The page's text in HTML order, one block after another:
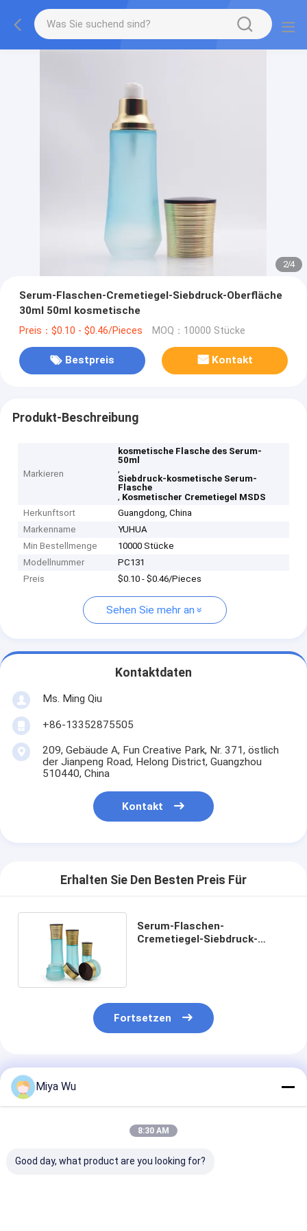
2/4
Serum-Flaschen-Cremetiegel-Siebdruck-Oberfläche
30ml 50ml kosmetische
Preis：$0.10 - $0.46/Pieces MOQ：10000 Stücke
Bestpreis Kontakt
Produkt-Beschreibung
Markieren
kosmetische Flasche des Serum-
50ml
,
Siebdruck-kosmetische Serum-
Flasche
, Kosmetischer Cremetiegel MSDS
Herkunftsort
Guangdong, China
Markenname
YUHUA
Min Bestellmenge
10000 Stücke
Modellnummer
PC131
Preis
$0.10 - $0.46/Pieces
Sehen Sie mehr an
Kontaktdaten
Ms. Ming Qiu
+86-13352875505
209, Gebäude A, Fun Creative Park, Nr. 371, östlich
der Jianpeng Road, Helong District, Guangzhou
510440, China
Kontakt
Erhalten Sie Den Besten Preis Für
Serum-Flaschen-
Cremetiegel-Siebdruck-
Fortsetzen
Empfohlene Produkte
Miya Wu
8:30 AM
Good day, what product are you looking for?